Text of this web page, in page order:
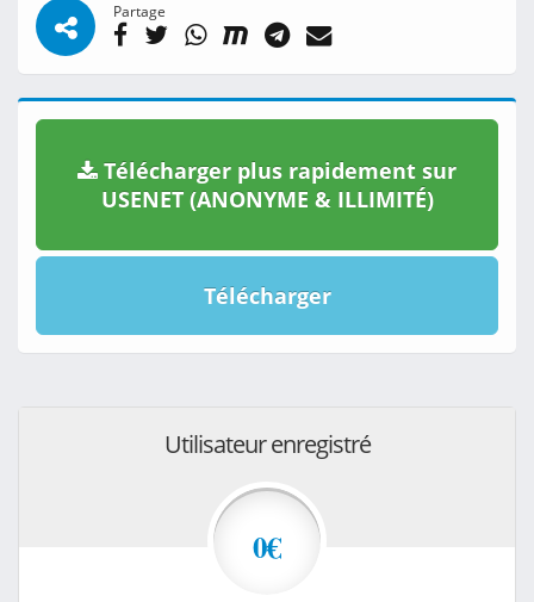
Partage
Télécharger plus rapidement sur
USENET (ANONYME & ILLIMITÉ)
Télécharger
Utilisateur enregistré
0€